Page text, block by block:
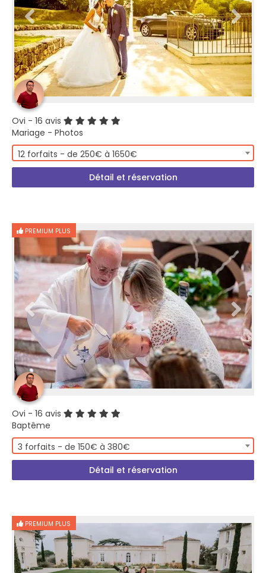
Ovi - 16 avis
Mariage - Photos
12 forfaits - de 250€ à 1650€
Détail et réservation
PREMIUM PLUS
Ovi - 16 avis
Baptême
3 forfaits - de 150€ à 380€
Détail et réservation
PREMIUM PLUS